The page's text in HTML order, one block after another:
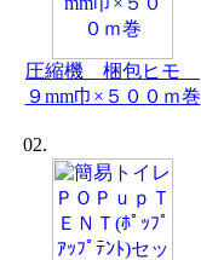
圧縮機 梱包ヒモ
９mm巾×５００ｍ巻
02.